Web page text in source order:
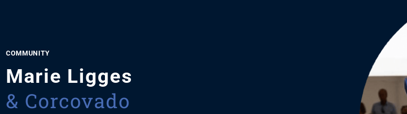
COMMUNITY
Marie Ligges
& Corcovado